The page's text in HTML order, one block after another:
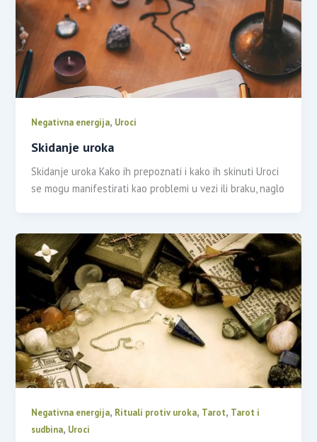
Negativna energija, Uroci
Skidanje uroka
Skidanje uroka Kako ih prepoznati i kako ih skinuti Uroci
se mogu manifestirati kao problemi u vezi ili braku, naglo
Negativna energija, Rituali protiv uroka, Tarot, Tarot i
sudbina, Uroci